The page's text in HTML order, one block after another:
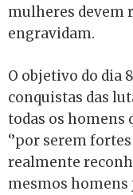
mulheres devem
engravidam.
O objetivo do dia
conquistas das
todas os homens
‘’por serem
realmente
mesmos